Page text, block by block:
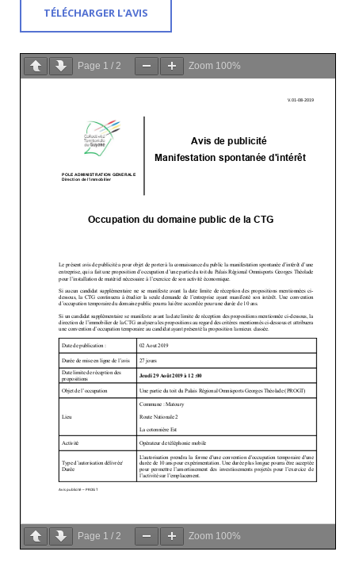
TÉLÉCHARGER L'AVIS
Page 1 /2 Zoom 100%
Page 1 /2 Zoom 100%